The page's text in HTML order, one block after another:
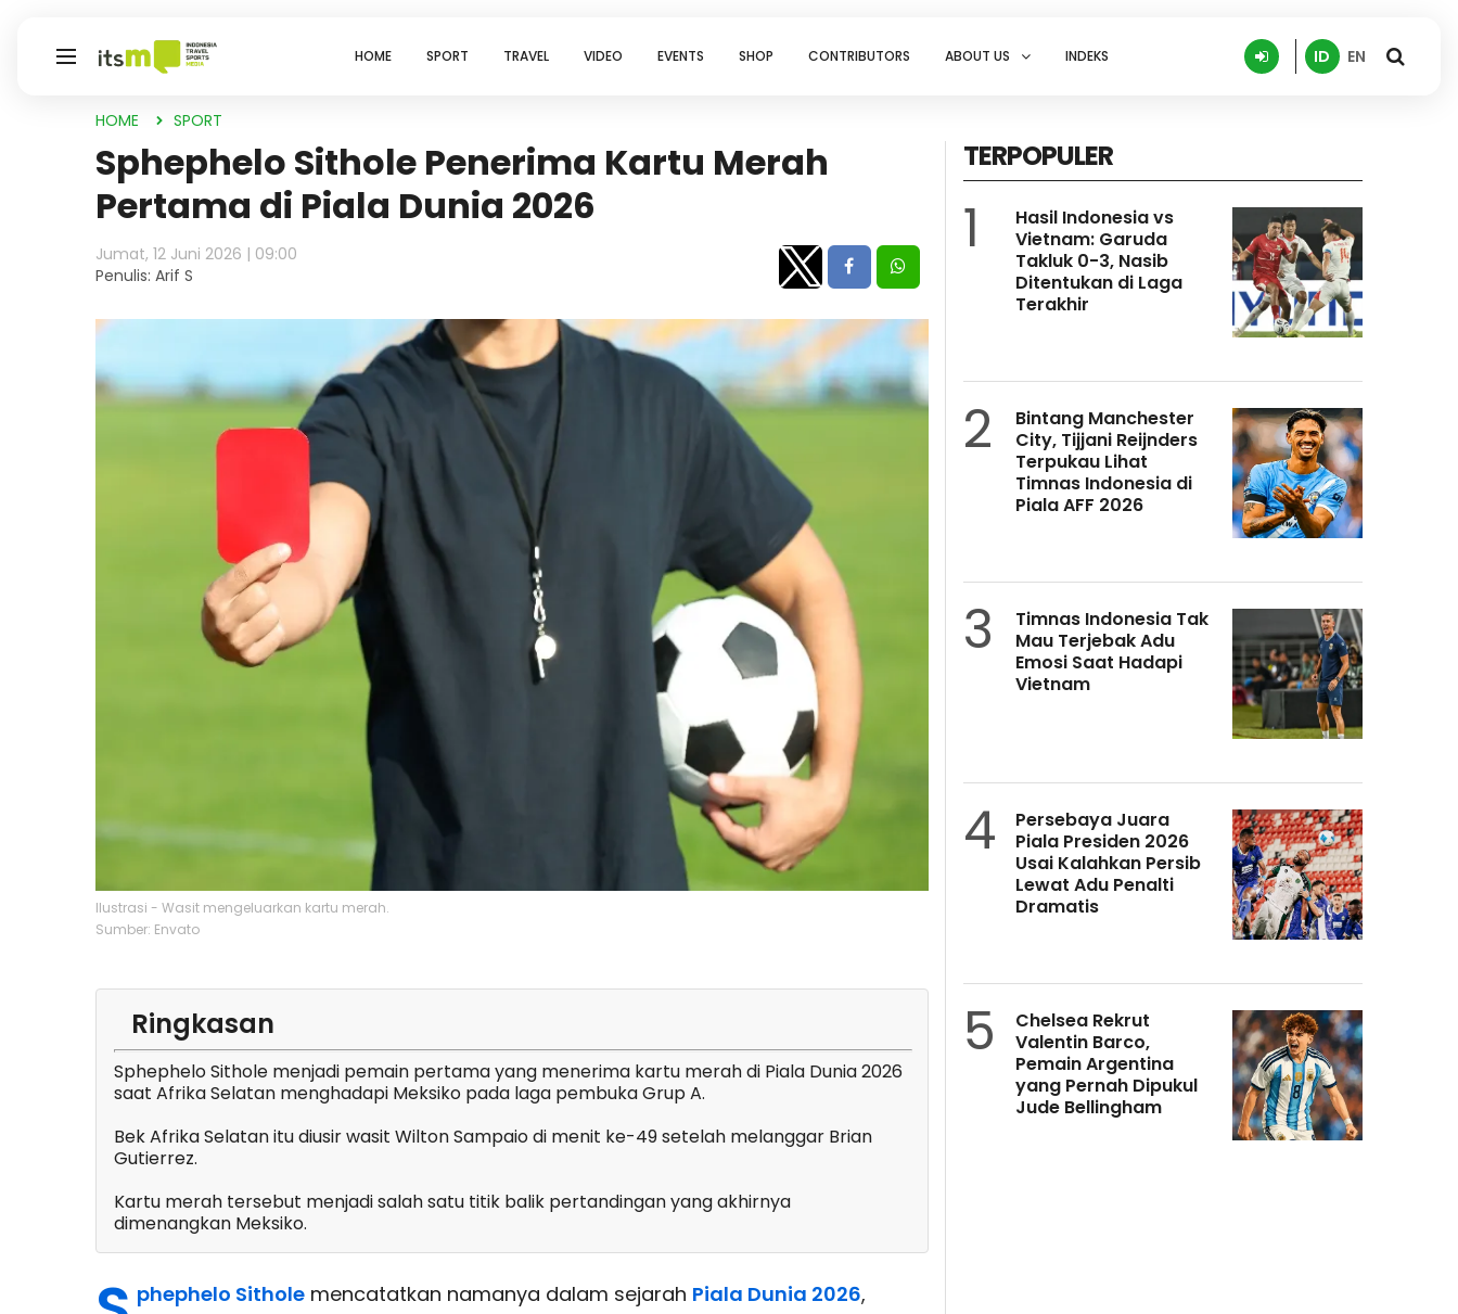
HOME SPORT TRAVEL VIDEO EVENTS SHOP CONTRIBUTORS ABOUT US INDEKS ID EN
HOME SPORT
Sphephelo Sithole Penerima Kartu Merah
Pertama di Piala Dunia 2026
Jumat, 12 Juni 2026 | 09:00
Penulis: Arif S
Ilustrasi - Wasit mengeluarkan kartu merah.
Sumber: Envato
Ringkasan
Sphephelo Sithole menjadi pemain pertama yang menerima kartu merah di Piala Dunia 2026
saat Afrika Selatan menghadapi Meksiko pada laga pembuka Grup A.
Bek Afrika Selatan itu diusir wasit Wilton Sampaio di menit ke-49 setelah melanggar Brian
Gutierrez.
Kartu merah tersebut menjadi salah satu titik balik pertandingan yang akhirnya
dimenangkan Meksiko.
phephelo Sithole mencatatkan namanya dalam sejarah Piala Dunia 2026,
TERPOPULER
1
Hasil Indonesia vs
Vietnam: Garuda
Takluk 0-3, Nasib
Ditentukan di Laga
Terakhir
2
Bintang Manchester
City, Tijjani Reijnders
Terpukau Lihat
Timnas Indonesia di
Piala AFF 2026
3
Timnas Indonesia Tak
Mau Terjebak Adu
Emosi Saat Hadapi
Vietnam
4
Persebaya Juara
Piala Presiden 2026
Usai Kalahkan Persib
Lewat Adu Penalti
Dramatis
5
Chelsea Rekrut
Valentin Barco,
Pemain Argentina
yang Pernah Dipukul
Jude Bellingham